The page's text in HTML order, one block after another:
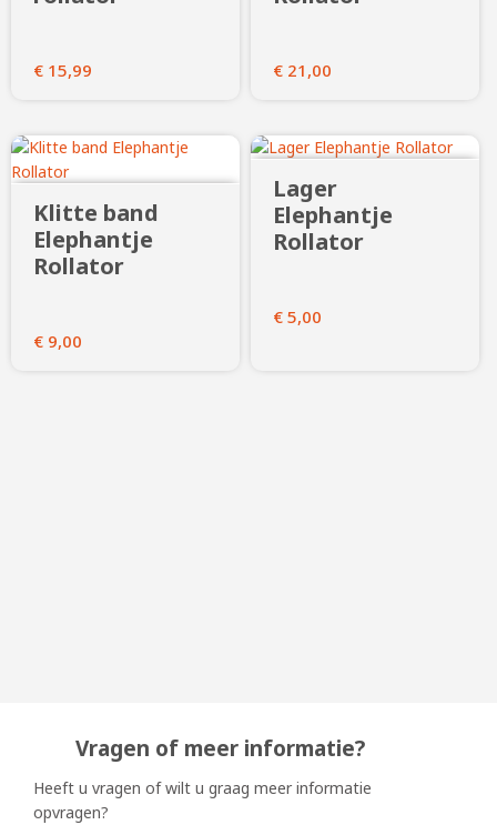
€ 15,99 €21,00
Klitte band
Elephantje
Rollator
€ 9,00
Lager
Elephantje
Rollator
€5,00
Vragen of meer informatie?
Heeft u vragen of wilt u graag meer informatie
opvragen?